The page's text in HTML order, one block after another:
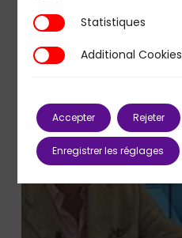
StatistiquesStatistiques
Additional Cookies
Additional Cookies
Accepter Rejeter
Enregistrer les réglages